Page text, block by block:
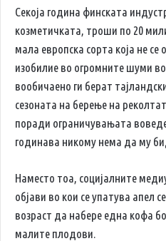
Секоја година финската
козметичката, троши по 20
мала европска сорта која не
изобилие во огромните шуми
вообичаено ги берат
сезоната на берење на
поради ограничувањата
годинава никому нема да му
Наместо тоа, социјалните
објави во кои се упатува апел
возраст да набере една кофа
малите плодови.